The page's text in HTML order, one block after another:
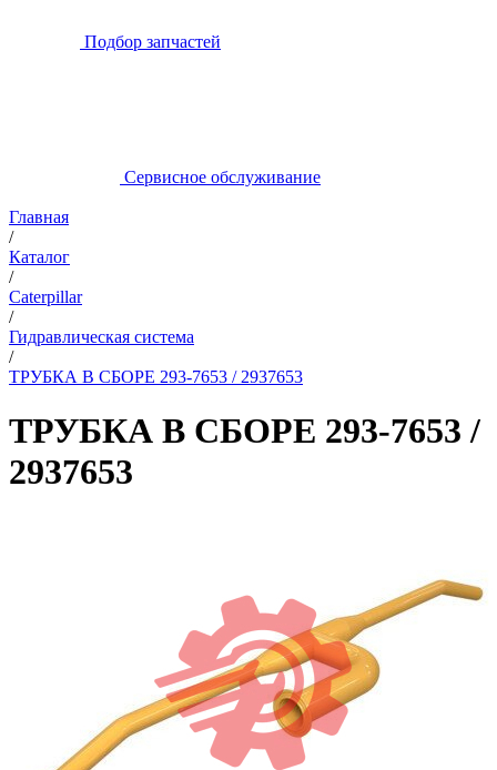
Подбор запчастей
Сервисное обслуживание
Главная
/
Каталог
/
Caterpillar
/
Гидравлическая система
/
ТРУБКА В СБОРЕ 293-7653 / 2937653
ТРУБКА В СБОРЕ 293-7653 /
2937653